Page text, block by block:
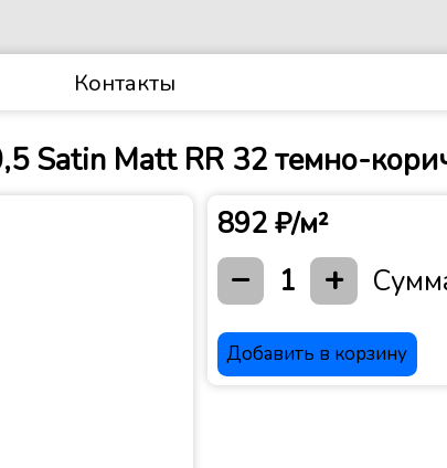
Контакты
Satin Matt RR 32 темно-
892 ₽/м²
− 1 +
Добавить в корзину